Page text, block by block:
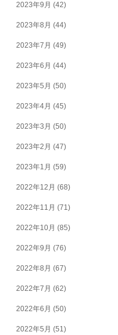
2023年9月 (42)
2023年8月 (44)
2023年7月 (49)
2023年6月 (44)
2023年5月 (50)
2023年4月 (45)
2023年3月 (50)
2023年2月 (47)
2023年1月 (59)
2022年12月 (68)
2022年11月 (71)
2022年10月 (85)
2022年9月 (76)
2022年8月 (67)
2022年7月 (62)
2022年6月 (50)
2022年5月 (51)